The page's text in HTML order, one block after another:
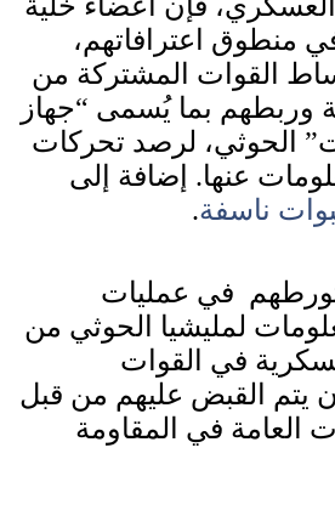
منطوق اعترافاتهم،
القوات المشتركة من
وربطهم بما يُسمى “جهاز
الحوثي، لرصد تحركات
عنها. إضافة إلى
ناسفة.
في عمليات
لمليشيا الحوثي من
في القوات
يتم القبض عليهم من قبل
العامة في المقاومة